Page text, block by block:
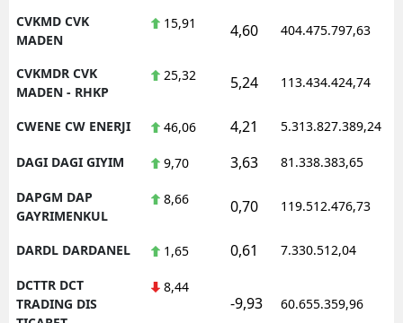
CVKMD CVK
MADEN
15,91 4,60 404.475.797,63
CVKMDR CVK
MADEN - RHKP
25,32 5,24 113.434.424,74
CWENE CW ENERJI 46,06 4,21 5.313.827.389,24
DAGI DAGI GIYIM 9,70 3,63 81.338.383,65
DAPGM DAP
GAYRIMENKUL
8,66 0,70 119.512.476,73
DARDL DARDANEL 1,65 0,61 7.330.512,04
DCTTR DCT
TRADING DIS
8,44
-9,93 60.655.359,96